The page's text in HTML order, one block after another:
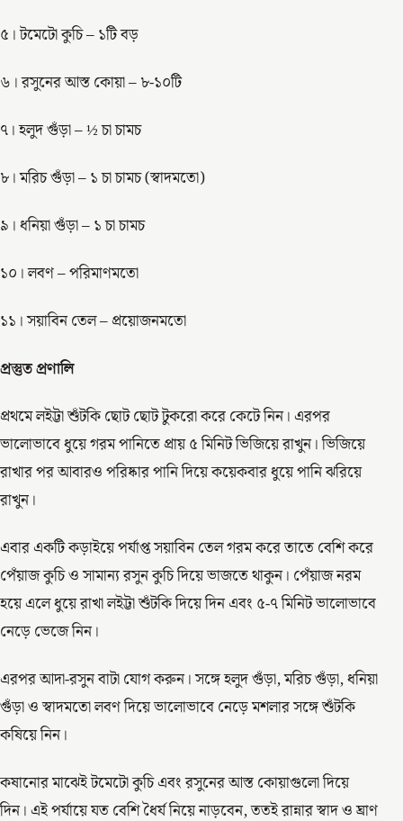
৫। টমেটো কুচি – ১টি বড়
৬। রসুনের আস্ত কোয়া – ৮-১০টি
৭। হলুদ গুঁড়া – ½ চা চামচ
৮। মরিচ গুঁড়া – ১ চা চামচ (স্বাদমতো)
৯। ধনিয়া গুঁড়া – ১ চা চামচ
১০। লবণ – পরিমাণমতো
১১। সয়াবিন তেল – প্রয়োজনমতো
প্রস্তুত প্রণালি
প্রথমে লইট্টা শুঁটকি ছোট ছোট টুকরো করে কেটে নিন। এরপর
ভালোভাবে ধুয়ে গরম পানিতে প্রায় ৫ মিনিট ভিজিয়ে রাখুন। ভিজিয়ে
রাখার পর আবারও পরিষ্কার পানি দিয়ে কয়েকবার ধুয়ে পানি ঝরিয়ে
রাখুন।
এবার একটি কড়াইয়ে পর্যাপ্ত সয়াবিন তেল গরম করে তাতে বেশি করে
পেঁয়াজ কুচি ও সামান্য রসুন কুচি দিয়ে ভাজতে থাকুন। পেঁয়াজ নরম
হয়ে এলে ধুয়ে রাখা লইট্টা শুঁটকি দিয়ে দিন এবং ৫-৭ মিনিট ভালোভাবে
নেড়ে ভেজে নিন।
এরপর আদা-রসুন বাটা যোগ করুন। সঙ্গে হলুদ গুঁড়া, মরিচ গুঁড়া, ধনিয়া
গুঁড়া ও স্বাদমতো লবণ দিয়ে ভালোভাবে নেড়ে মশলার সঙ্গে শুঁটকি
কষিয়ে নিন।
কষানোর মাঝেই টমেটো কুচি এবং রসুনের আস্ত কোয়াগুলো দিয়ে
দিন। এই পর্যায়ে যত বেশি ধৈর্য নিয়ে নাড়বেন, ততই রান্নার স্বাদ ও ঘ্রাণ